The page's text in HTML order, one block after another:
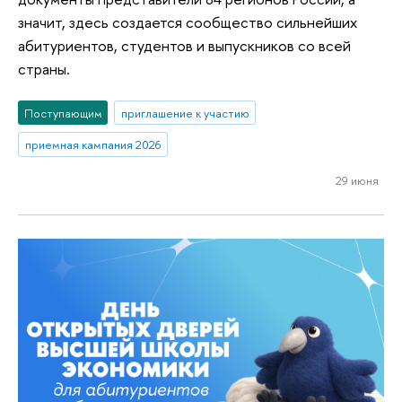
значит, здесь создается сообщество сильнейших
абитуриентов, студентов и выпускников со всей
страны.
Поступающим
приглашение к участию
приемная кампания 2026
29 июня